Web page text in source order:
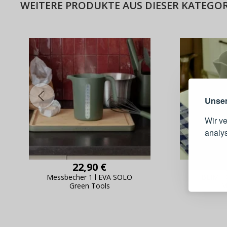
Wir
WEITERE PRODUKTE AUS DIESER
22,90 €
Messbecher 1 l EVA SOLO
Green Tools
Live-